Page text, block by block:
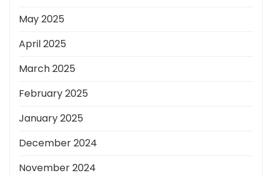
May 2025
April 2025
March 2025
February 2025
January 2025
December 2024
November 2024